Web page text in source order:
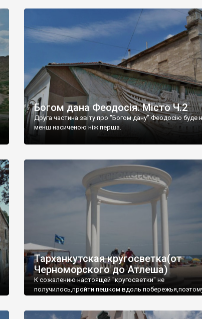
Богом дана Феодосія. Місто Ч.2
Друга частина звіту про "Богом дану" Феодосію буде
менш насиченою ніж перша.
Тарханкутская кругосветка(от
Черноморского до Атлеша)
К сожалению настоящей "кругосветки" не
получилось,пройти пешком вдоль